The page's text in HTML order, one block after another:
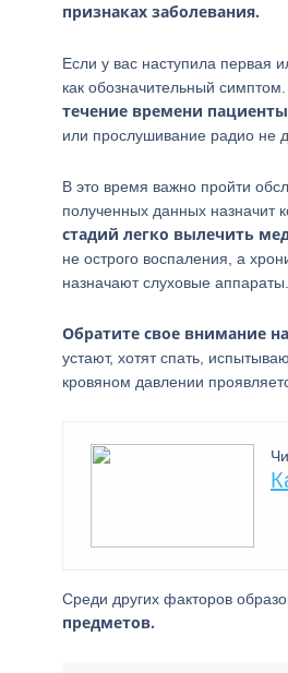
признаках заболевания.
Если у вас наступила первая
как обозначительный
течение времени
или прослушивание радио не
В это время важно пройти
полученных данных назначит
стадий легко вылечить
не острого воспаления, а
назначают слуховые аппараты.
Обратите свое внимание
устают, хотят спать,
кровяном давлении
Среди других факторов
предметов.